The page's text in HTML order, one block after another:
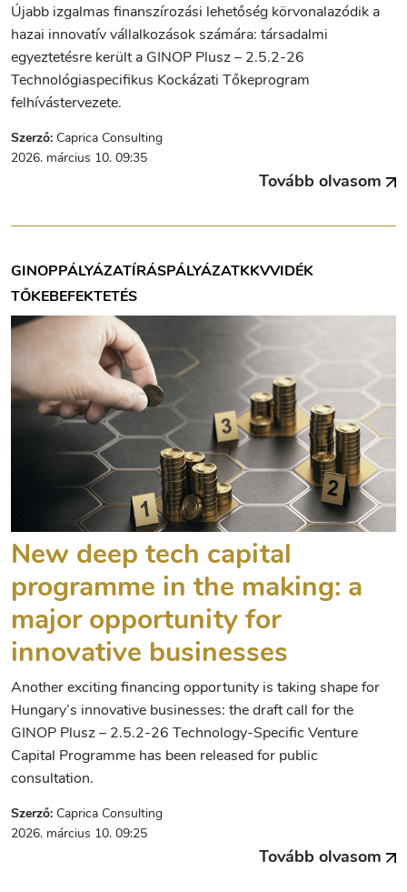
Újabb izgalmas finanszírozási lehetőség körvonalazódik a
hazai innovatív vállalkozások számára: társadalmi
egyeztetésre került a GINOP Plusz – 2.5.2-26
Technológiaspecifikus Kockázati Tőkeprogram
felhívástervezete.
Szerző: Caprica Consulting
2026. március 10. 09:35
Tovább olvasom
GINOPPÁLYÁZATÍRÁSPÁLYÁZATKKVVIDÉK
TŐKEBEFEKTETÉS
New deep tech capital
programme in the making: a
major opportunity for
innovative businesses
Another exciting financing opportunity is taking shape for
Hungary’s innovative businesses: the draft call for the
GINOP Plusz – 2.5.2-26 Technology-Specific Venture
Capital Programme has been released for public
consultation.
Szerző: Caprica Consulting
2026. március 10. 09:25
Tovább olvasom